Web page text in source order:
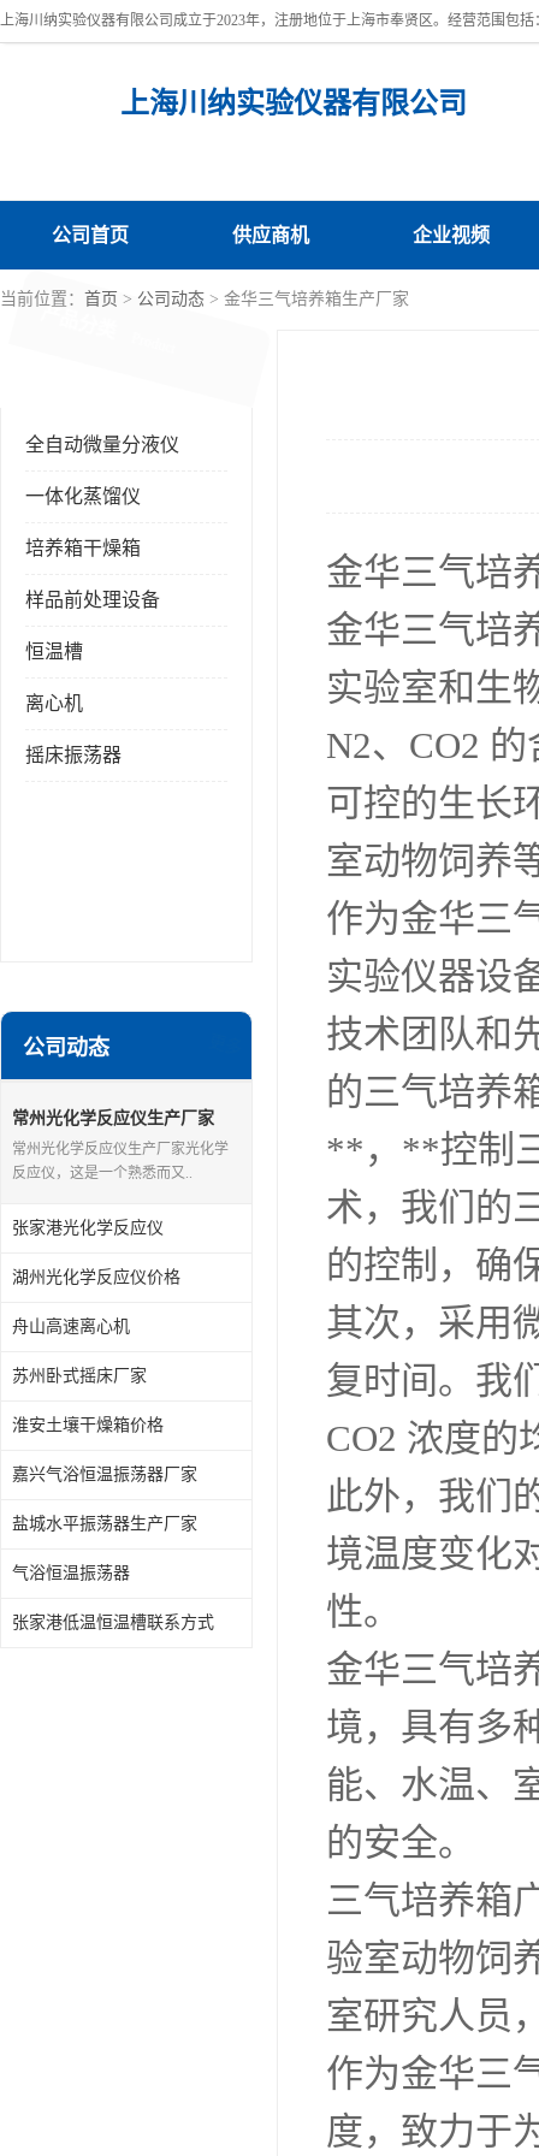
上海川纳实验仪器有限公司
公司首页 供应商机 企业视频
当前位置： 首页 > 公司动态 > 金华三气培养箱生产厂家
全自动微量分液仪
一体化蒸馏仪
培养箱干燥箱
样品前处理设备
恒温槽
离心机
摇床振荡器
公司动态
常州光化学反应仪生产厂家
常州光化学反应仪生产厂家光化学
反应仪，这是一个熟悉而又..
张家港光化学反应仪
湖州光化学反应仪价格
舟山高速离心机
苏州卧式摇床厂家
淮安土壤干燥箱价格
嘉兴气浴恒温振荡器厂家
盐城水平振荡器生产厂家
气浴恒温振荡器
张家港低温恒温槽联系方式
金华三气培
金华三气培
实验室和生
N2、CO2
可控的生长
室动物饲养
作为金华三
实验仪器设
技术团队和
的三气培养
**，**控制
术，我们的
的控制，确
其次，采用
复时间。我
CO2 浓度的
此外，我们
境温度变化
性。
金华三气培
境，具有多
能、水温、
的安全。
三气培养箱
验室动物饲
室研究人员
作为金华三
度，致力于